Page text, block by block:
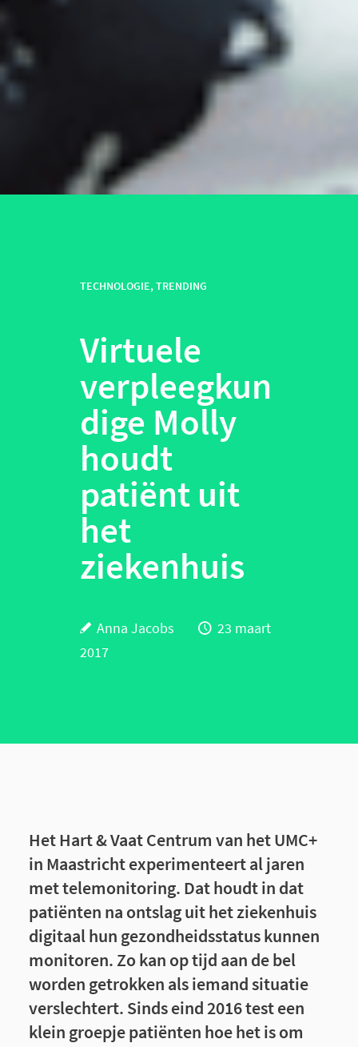
TECHNOLOGIE,TRENDING
Virtuele
verpleegkun
dige Molly
houdt
patiënt uit
het
ziekenhuis
Anna Jacobs
23 maart
2017
Het Hart & Vaat Centrum van het UMC+
in Maastricht experimenteert al jaren
met telemonitoring. Dat houdt in dat
patiënten na ontslag uit het ziekenhuis
digitaal hun gezondheidsstatus kunnen
monitoren. Zo kan op tijd aan de bel
worden getrokken als iemand situatie
verslechtert. Sinds eind 2016 test een
klein groepje patiënten hoe het is om